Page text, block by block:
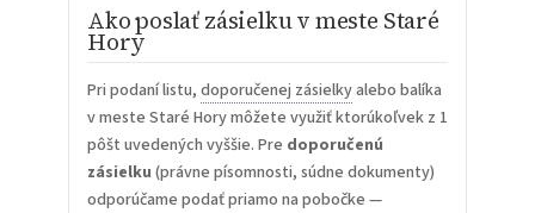
Ako poslať zásielku v meste Staré
Hory
Pri podaní listu, doporučenej zásielkyalebo balíka
v meste Staré Hory môžete využiť ktorúkoľvek z 1
pôšt uvedených vyššie. Pre doporučenú
zásielku (právne písomnosti, súdne dokumenty)
odporúčame podať priamo na pobočke —